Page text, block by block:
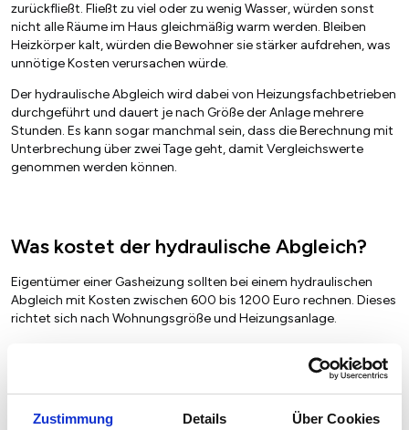
Zustimmung Details Über Cookies
zurückfließt. Fließt zu viel oder zu wenig Wasser, würden sonst
nicht alle Räume im Haus gleichmäßig warm werden. Bleiben
Heizkörper kalt, würden die Bewohner sie stärker aufdrehen, was
unnötige Kosten verursachen würde.
Der hydraulische Abgleich wird dabei von Heizungsfachbetrieben
durchgeführt und dauert je nach Größe der Anlage mehrere
Stunden. Es kann sogar manchmal sein, dass die Berechnung mit
Unterbrechung über zwei Tage geht, damit Vergleichswerte
genommen werden können.
Was kostet der hydraulische Abgleich?
Eigentümer einer Gasheizung sollten bei einem hydraulischen
Abgleich mit Kosten zwischen 600 bis 1200 Euro rechnen. Dieses
richtet sich nach Wohnungsgröße und Heizungsanlage.
Wohneinheiten, sind Sie gesetzlich dazu verpflichtet, einen
Sie in einem Einfamilienhaus oder einem Haus mit bis zu fünf